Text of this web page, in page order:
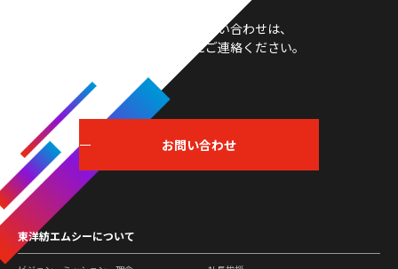
製品や採用等のお問い合わせは、
こちらからお気軽にご連絡ください。
お問い合わせ
東洋紡エムシーについて